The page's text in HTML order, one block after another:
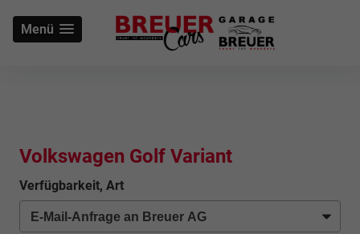
Menü
Volkswagen Golf Variant
Verfügbarkeit, Art